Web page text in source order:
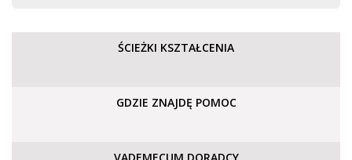
ŚCIEŻKI KSZTAŁCENIA
GDZIE ZNAJDĘ POMOC